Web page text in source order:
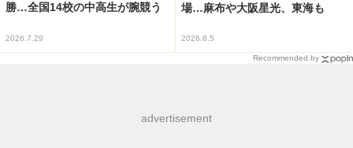
勝…全国14校の中高生が腕競う
2026.7.29
場…麻布や大阪星光、東海も
2026.8.5
Recommended by
advertisement